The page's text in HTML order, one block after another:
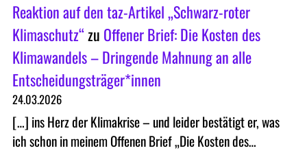
Reaktion auf den taz-Artikel „Schwarz-roter
Klimaschutz“zu Offener Brief: Die Kosten des
Klimawandels – Dringende Mahnung an alle
Entscheidungsträger*innen
24.03.2026
[…] ins Herz der Klimakrise – und leider bestätigt er, was
ich schon in meinem Offenen Brief „Die Kosten des…